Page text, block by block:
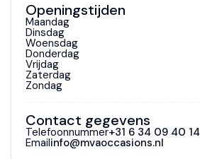
Openingstijden
Maandag
Dinsdag
Woensdag
Donderdag
Vrijdag
Zaterdag
Zondag
Contact gegevens
Telefoonnummer+31 6 34 09 40 14
Emailinfo@mvaoccasions.nl